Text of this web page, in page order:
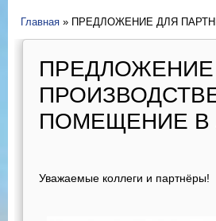
Главная » ПРЕДЛОЖЕНИЕ ДЛЯ
ПОМЕЩЕНИЕ В
Уважаемые